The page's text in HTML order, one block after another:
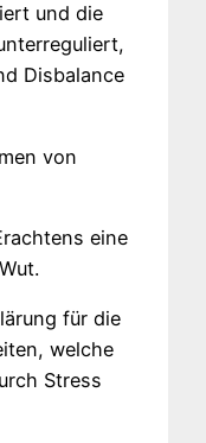
und die
Disbalance
von
eine
für die
welche
Stress